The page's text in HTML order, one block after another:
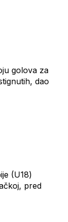
golova za
dao
(U18)
pred